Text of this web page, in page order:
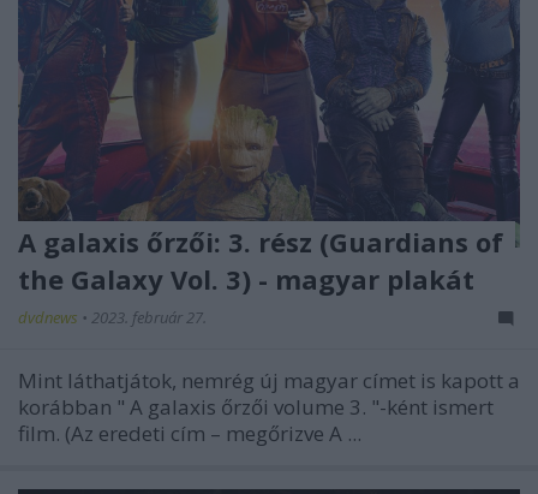
A galaxis őrzői: 3. rész (Guardians of
the Galaxy Vol. 3) - magyar plakát
dvdnews • 2023. február 27.
Mint láthatjátok, nemrég új magyar címet is kapott a
korábban " A galaxis őrzői volume 3. "-ként ismert
film. (Az eredeti cím – megőrizve A ...